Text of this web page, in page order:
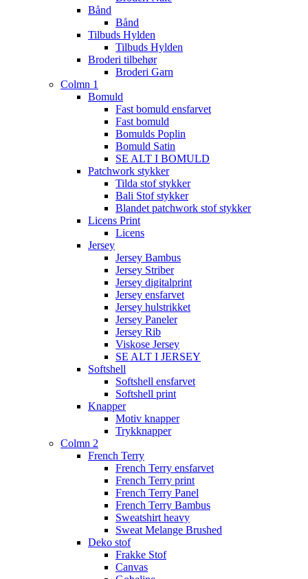
Bånd
Bånd
Tilbuds Hylden
Tilbuds Hylden
Broderi tilbehør
Broderi Garn
Colmn 1
Bomuld
Fast bomuld ensfarvet
Fast bomuld
Bomulds Poplin
Bomuld Satin
SE ALT I BOMULD
Patchwork stykker
Tilda stof stykker
Bali Stof stykker
Blandet patchwork stof stykker
Licens Print
Licens
Jersey
Jersey Bambus
Jersey Striber
Jersey digitalprint
Jersey ensfarvet
Jersey hulstrikket
Jersey Paneler
Jersey Rib
Viskose Jersey
SE ALT I JERSEY
Softshell
Softshell ensfarvet
Softshell print
Knapper
Motiv knapper
Trykknapper
Colmn 2
French Terry
French Terry ensfarvet
French Terry print
French Terry Panel
French Terry Bambus
Sweatshirt heavy
Sweat Melange Brushed
Deko stof
Frakke Stof
Canvas